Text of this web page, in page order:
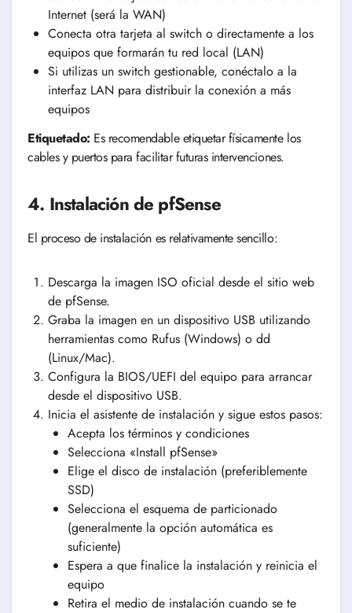
Internet (será la WAN)
Conecta otra tarjeta al switch o directamente a los
equipos que formarán tu red local (LAN)
Si utilizas un switch gestionable, conéctalo a la
interfaz LAN para distribuir la conexión a más
equipos
Etiquetado: Es recomendable etiquetar físicamente los
cables y puertos para facilitar futuras intervenciones.
4. Instalación de pfSense
El proceso de instalación es relativamente sencillo:
Descarga la imagen ISO oficial desde el sitio web
de pfSense.
Graba la imagen en un dispositivo USB utilizando
herramientas como Rufus (Windows) o dd
(Linux/Mac).
Configura la BIOS/UEFI del equipo para arrancar
desde el dispositivo USB.
Inicia el asistente de instalación y sigue estos pasos:
Acepta los términos y condiciones
Selecciona «Install pfSense»
Elige el disco de instalación (preferiblemente
SSD)
Selecciona el esquema de particionado
(generalmente la opción automática es
suficiente)
Espera a que finalice la instalación y reinicia el
equipo
Retira el medio de instalación cuando se te